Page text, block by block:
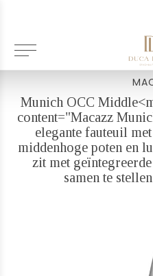
Terug
Munich OCC
content="Macazz
elegante fauteuil
middenhoge poten en
zit met
samen te